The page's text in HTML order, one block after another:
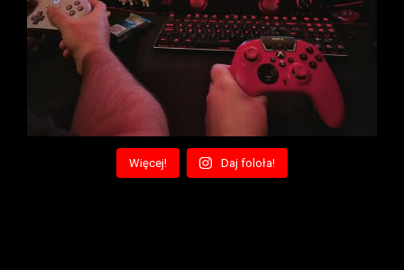
Więcej! Daj foloła!